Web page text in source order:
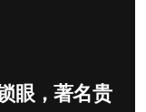
眼，著名贵